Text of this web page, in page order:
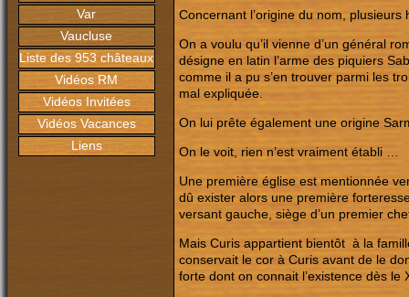
Var
Vaucluse
Liste des 953 châteaux
Vidéos RM
Vidéos Invitées
Vidéos Vacances
Liens
Concernant l’origine du nom, plusieurs
On a voulu qu’il vienne d’un général
désigne en latin l’arme des piquiers
comme il a pu s’en trouver parmi les
mal expliquée.
On lui prête également une origine
On le voit, rien n’est vraiment établi …
Une première église est mentionnée
dû exister alors une première
versant gauche, siège d’un premier
Mais Curis appartient bientôt à la
conservait le cor à Curis avant de le
forte dont on connait l’existence dès le